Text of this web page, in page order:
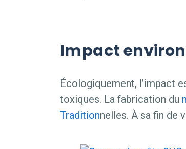
Impact
Écologiquement, l’impact
toxiques. La fabrication du
Traditionnelles. À sa fin de